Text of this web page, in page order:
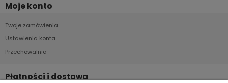
Moje konto
Twoje zamówienia
Ustawienia konta
Przechowalnia
Płatności i dostawa